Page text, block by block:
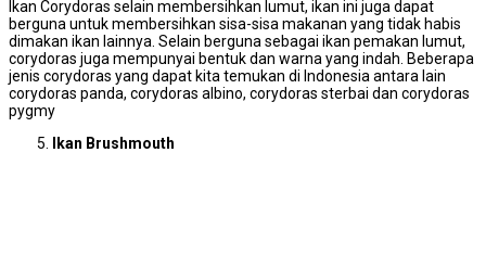
Ikan Corydoras selain membersihkan lumut, ikan ini juga dapat
berguna untuk membersihkan sisa-sisa makanan yang tidak habis
dimakan ikan lainnya. Selain berguna sebagai ikan pemakan lumut,
corydoras juga mempunyai bentuk dan warna yang indah. Beberapa
jenis corydoras yang dapat kita temukan di Indonesia antara lain
corydoras panda, corydoras albino, corydoras sterbai dan corydoras
pygmy
Ikan Brushmouth